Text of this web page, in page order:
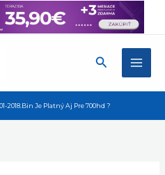
Hľadať
01-2018.bin Je Platný Aj Pre 700hd ?